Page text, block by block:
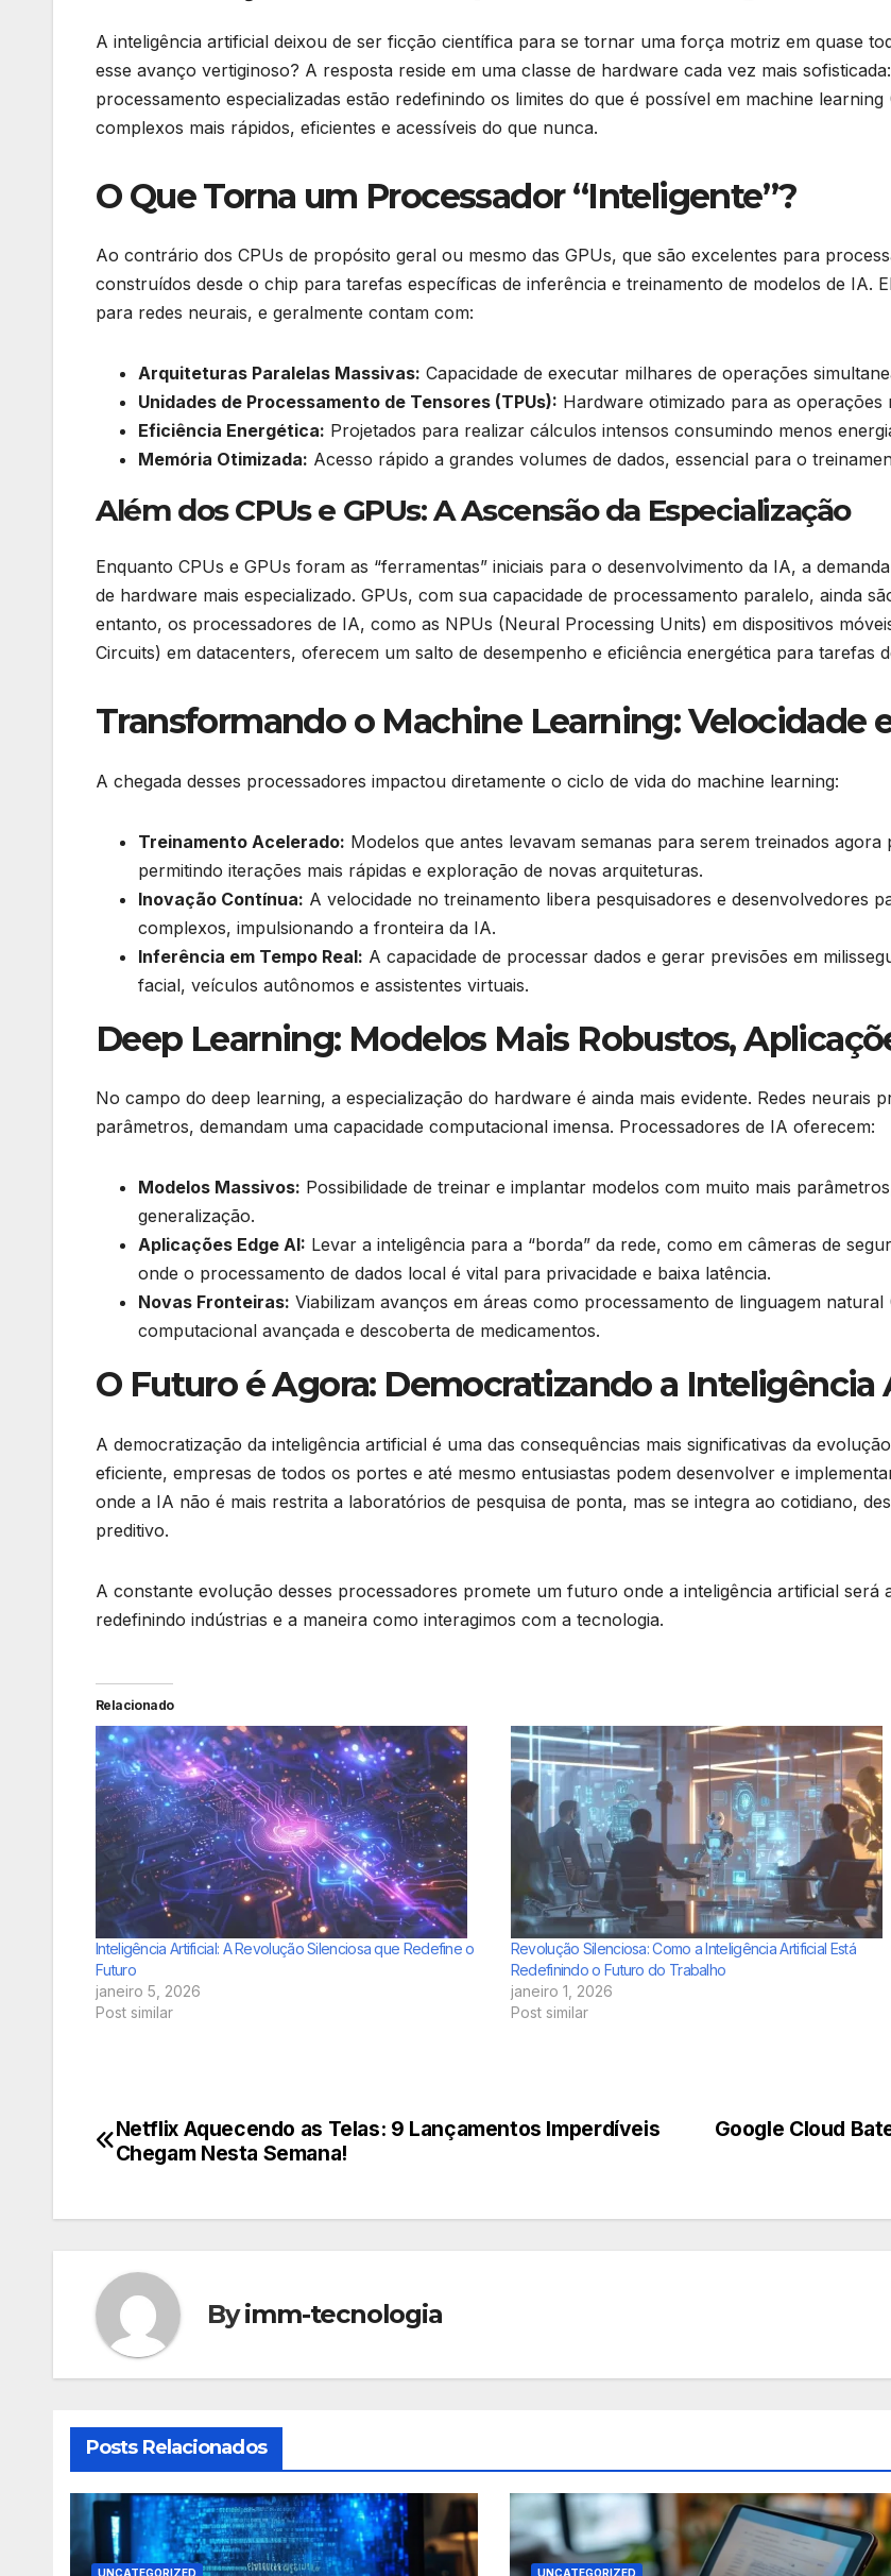
A inteligência artificial deixou de ser ficção científica para se tornar uma força motriz em quase
esse avanço vertiginoso? A resposta reside em uma classe de hardware cada vez mais
processamento especializadas estão redefinindo os limites do que é possível em machine
complexos mais rápidos, eficientes e acessíveis do que nunca.
O Que Torna um Processador “Inteligente”?
Ao contrário dos CPUs de propósito geral ou mesmo das GPUs, que são excelentes para
construídos desde o chip para tarefas específicas de inferência e treinamento de modelos de IA.
para redes neurais, e geralmente contam com:
Arquiteturas Paralelas Massivas: Capacidade de executar milhares de operações
Unidades de Processamento de Tensores (TPUs): Hardware otimizado para as operações
Eficiência Energética: Projetados para realizar cálculos intensos consumindo menos
Memória Otimizada: Acesso rápido a grandes volumes de dados, essencial para o
Além dos CPUs e GPUs: A Ascensão da Especialização
Enquanto CPUs e GPUs foram as “ferramentas” iniciais para o desenvolvimento da IA, a
de hardware mais especializado. GPUs, com sua capacidade de processamento paralelo, ainda
entanto, os processadores de IA, como as NPUs (Neural Processing Units) em dispositivos
Circuits) em datacenters, oferecem um salto de desempenho e eficiência energética para tarefas
Transformando o Machine Learning: Velocidade
A chegada desses processadores impactou diretamente o ciclo de vida do machine learning:
Treinamento Acelerado: Modelos que antes levavam semanas para serem treinados
permitindo iterações mais rápidas e exploração de novas arquiteturas.
Inovação Contínua: A velocidade no treinamento libera pesquisadores e desenvolvedores
complexos, impulsionando a fronteira da IA.
Inferência em Tempo Real: A capacidade de processar dados e gerar previsões em
facial, veículos autônomos e assistentes virtuais.
Deep Learning: Modelos Mais Robustos,
No campo do deep learning, a especialização do hardware é ainda mais evidente. Redes neurais
parâmetros, demandam uma capacidade computacional imensa. Processadores de IA oferecem:
Modelos Massivos: Possibilidade de treinar e implantar modelos com muito mais
generalização.
Aplicações Edge AI: Levar a inteligência para a “borda” da rede, como em câmeras de
onde o processamento de dados local é vital para privacidade e baixa latência.
Novas Fronteiras: Viabilizam avanços em áreas como processamento de linguagem
computacional avançada e descoberta de medicamentos.
O Futuro é Agora: Democratizando a Inteligência
A democratização da inteligência artificial é uma das consequências mais significativas da
eficiente, empresas de todos os portes e até mesmo entusiastas podem desenvolver e
onde a IA não é mais restrita a laboratórios de pesquisa de ponta, mas se integra ao cotidiano,
preditivo.
A constante evolução desses processadores promete um futuro onde a inteligência artificial
redefinindo indústrias e a maneira como interagimos com a tecnologia.
Relacionado
Inteligência Artificial: A Revolução Silenciosa que Redefine o
Futuro
janeiro 5, 2026
Post similar
Revolução Silenciosa: Como a Inteligência Artificial Está
Redefinindo o Futuro do Trabalho
janeiro 1, 2026
Post similar
Navegação
Post
Google Cloud
Netflix Aquecendo as Telas: 9 Lançamentos Imperdíveis
Chegam Nesta Semana!
Byimm-tecnologia
Posts Relacionados
UNCATEGORIZED UNCATEGORIZED